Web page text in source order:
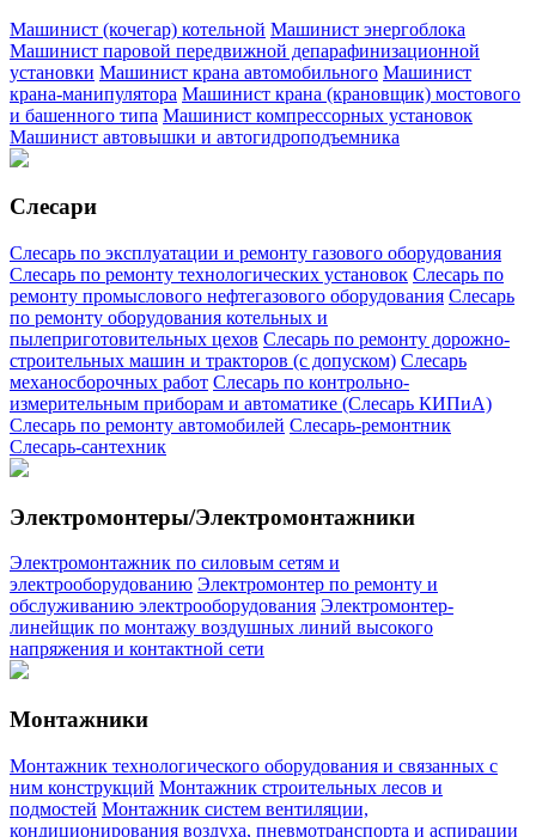
Машинист (кочегар) котельной Машинист энергоблока
Машинист паровой передвижной депарафинизационной
установки Машинист крана автомобильного Машинист
крана-манипулятора Машинист крана (крановщик) мостового
и башенного типа Машинист компрессорных установок
Машинист автовышки и автогидроподъемника
Слесари
Слесарь по эксплуатации и ремонту газового оборудования
Слесарь по ремонту технологических установок Слесарь по
ремонту промыслового нефтегазового оборудования Слесарь
по ремонту оборудования котельных и
пылеприготовительных цехов Слесарь по ремонту дорожно-
строительных машин и тракторов (с допуском) Слесарь
механосборочных работ Слесарь по контрольно-
измерительным приборам и автоматике (Слесарь КИПиА)
Слесарь по ремонту автомобилей Слесарь-ремонтник
Слесарь-сантехник
Электромонтеры/Электромонтажники
Электромонтажник по силовым сетям и
электрооборудованию Электромонтер по ремонту и
обслуживанию электрооборудования Электромонтер-
линейщик по монтажу воздушных линий высокого
напряжения и контактной сети
Монтажники
Монтажник технологического оборудования и связанных с
ним конструкций Монтажник строительных лесов и
подмостей Монтажник систем вентиляции,
кондиционирования воздуха, пневмотранспорта и аспирации